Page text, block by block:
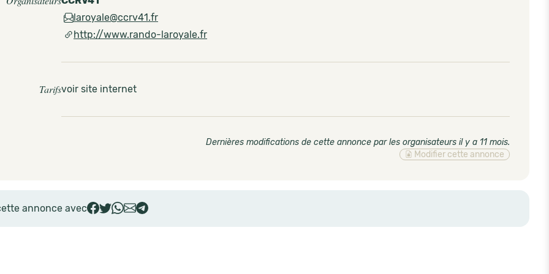
laroyale@ccrv41.fr
http://www.rando-laroyale.fr
Tarifsvoir site internet
Dernières modifications de cette annonce par les organisateurs il y a 11 mois.
Modifier cette annonce
annonce avec